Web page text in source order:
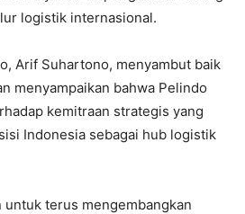
logistik internasional.
Arif Suhartono, menyambut baik
menyampaikan bahwa Pelindo
kemitraan strategis yang
Indonesia sebagai hub logistik
terus mengembangkan